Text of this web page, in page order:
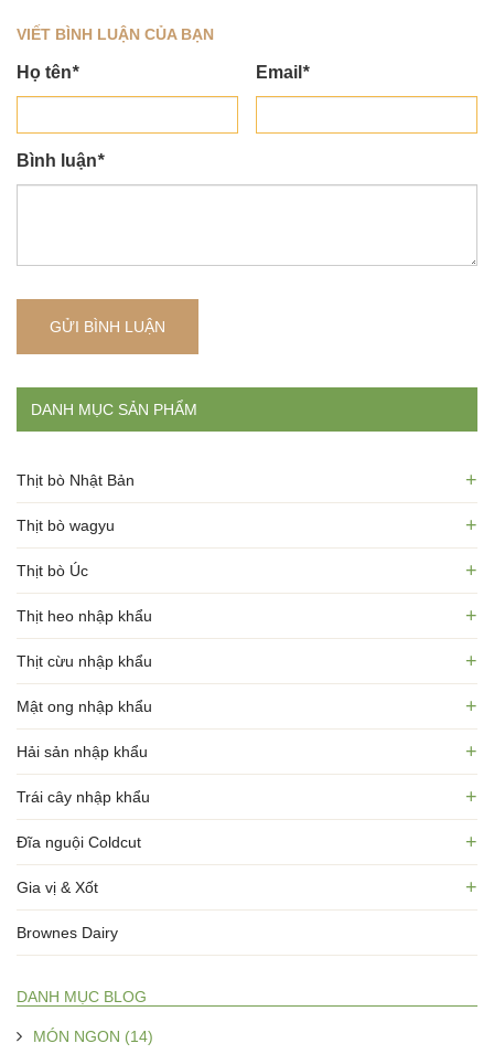
VIẾT BÌNH LUẬN CỦA BẠN
Họ tên* Email*
Bình luận*
GỬI BÌNH LUẬN
DANH MỤC SẢN PHẨM
Thịt bò Nhật Bản +
Thịt bò wagyu +
Thịt bò Úc +
Thịt heo nhập khẩu +
Thịt cừu nhập khẩu +
Mật ong nhập khẩu +
Hải sản nhập khẩu +
Trái cây nhập khẩu +
Đĩa nguội Coldcut +
Gia vị & Xốt +
Brownes Dairy
DANH MỤC BLOG
MÓN NGON (14)